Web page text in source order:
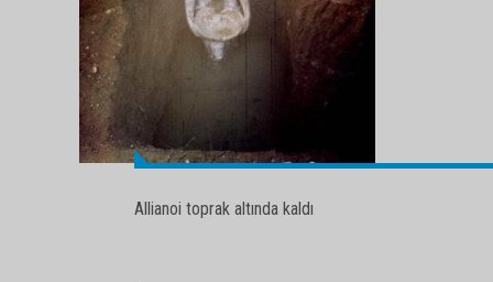
Allianoi toprak altında kaldı